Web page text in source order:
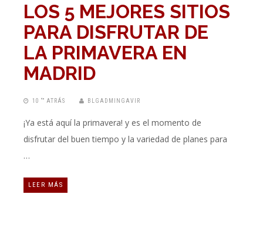
LOS 5 MEJORES SITIOS
PARA DISFRUTAR DE
LA PRIMAVERA EN
MADRID
10 “” ATRÁS BLGADMINGAVIR
¡Ya está aquí la primavera! y es el momento de
disfrutar del buen tiempo y la variedad de planes para
…
LEER MÁS